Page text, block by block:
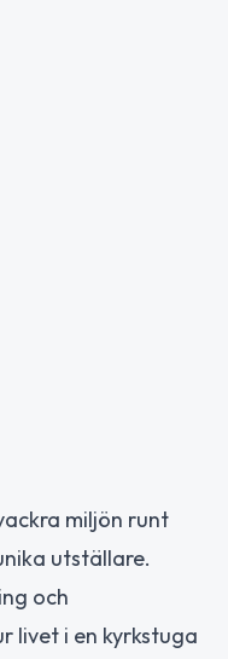
miljön runt
utställare.
och
livet i en kyrkstuga